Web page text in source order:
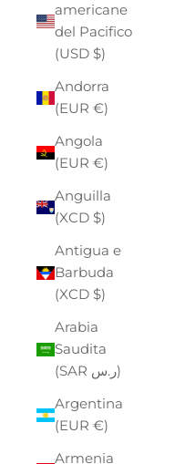
americane
del Pacifico
(USD $)
Andorra
(EUR €)
Angola
(EUR €)
Anguilla
(XCD $)
Antigua e
Barbuda
(XCD $)
Arabia
Saudita
(SAR ر.س)
Argentina
(EUR €)
Armenia